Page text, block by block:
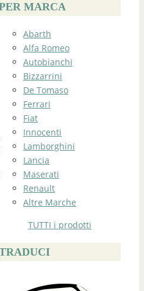
MARCA
Abarth
Alfa Romeo
Autobianchi
Bizzarrini
De Tomaso
Ferrari
Fiat
Innocenti
Lamborghini
Lancia
Maserati
Renault
Altre Marche
TUTTI i prodotti